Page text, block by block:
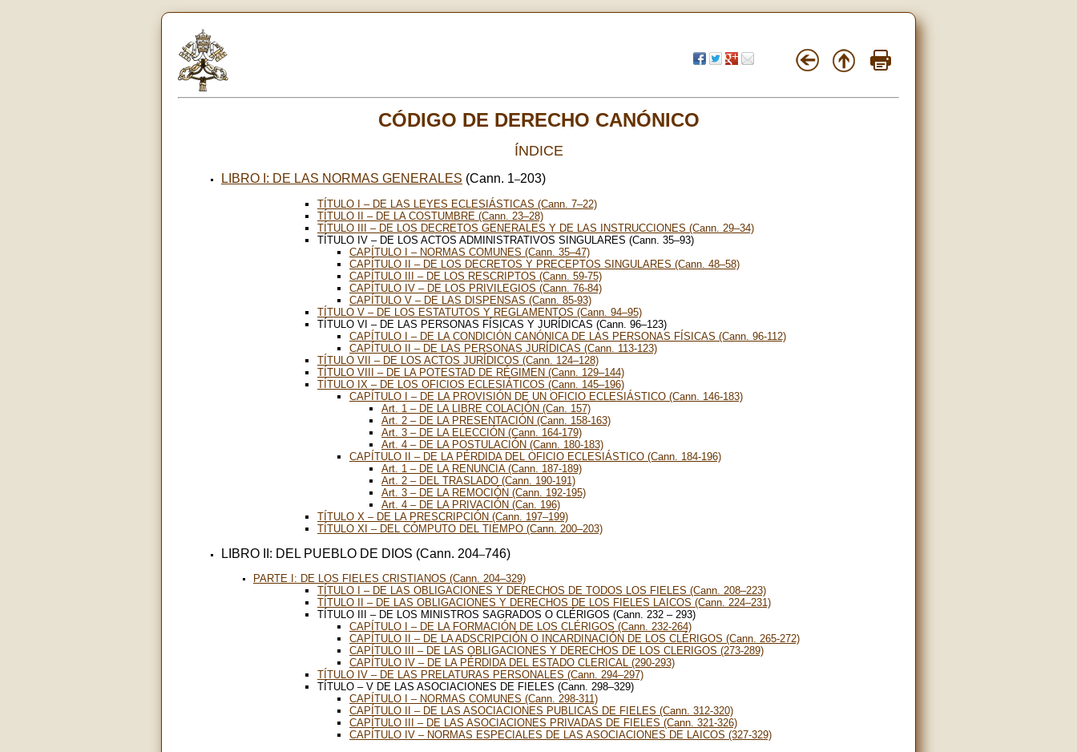
CÓDIGO DE DERECHO CANÓNICO
ÍNDICE
LIBRO I: DE LAS NORMAS GENERALES (Cann. 1–203)
TÍTULO I – DE LAS LEYES ECLESIÁSTICAS (Cann. 7–22)
TÍTULO II – DE LA COSTUMBRE (Cann. 23–28)
TÍTULO III – DE LOS DECRETOS GENERALES Y DE LAS INSTRUCCIONES (Cann. 29–34)
TÍTULO IV – DE LOS ACTOS ADMINISTRATIVOS SINGULARES (Cann. 35–93)
CAPÍTULO I – NORMAS COMUNES (Cann. 35–47)
CAPÍTULO II – DE LOS DECRETOS Y PRECEPTOS SINGULARES (Cann. 48–58)
CAPÍTULO III – DE LOS RESCRIPTOS (Cann. 59-75)
CAPÍTULO IV – DE LOS PRIVILEGIOS (Cann. 76-84)
CAPÍTULO V – DE LAS DISPENSAS (Cann. 85-93)
TÍTULO V – DE LOS ESTATUTOS Y REGLAMENTOS (Cann. 94–95)
TÍTULO VI – DE LAS PERSONAS FÍSICAS Y JURÍDICAS (Cann. 96–123)
CAPÍTULO I – DE LA CONDICIÓN CANÓNICA DE LAS PERSONAS FÍSICAS (Cann. 96-112)
CAPÍTULO II – DE LAS PERSONAS JURÍDICAS (Cann. 113-123)
TÍTULO VII – DE LOS ACTOS JURÍDICOS (Cann. 124–128)
TÍTULO VIII – DE LA POTESTAD DE RÉGIMEN (Cann. 129–144)
TÍTULO IX – DE LOS OFICIOS ECLESIÁTICOS (Cann. 145–196)
CAPÍTULO I – DE LA PROVISIÓN DE UN OFICIO ECLESIÁSTICO (Cann. 146-183)
Art. 1 – DE LA LIBRE COLACIÓN (Can. 157)
Art. 2 – DE LA PRESENTACIÓN (Cann. 158-163)
Art. 3 – DE LA ELECCIÓN (Cann. 164-179)
Art. 4 – DE LA POSTULACIÓN (Cann. 180-183)
CAPÍTULO II – DE LA PÉRDIDA DEL OFICIO ECLESIÁSTICO (Cann. 184-196)
Art. 1 – DE LA RENUNCIA (Cann. 187-189)
Art. 2 – DEL TRASLADO (Cann. 190-191)
Art. 3 – DE LA REMOCIÓN (Cann. 192-195)
Art. 4 – DE LA PRIVACIÓN (Can. 196)
TÍTULO X – DE LA PRESCRIPCIÓN (Cann. 197–199)
TÍTULO XI – DEL CÓMPUTO DEL TIEMPO (Cann. 200–203)
LIBRO II: DEL PUEBLO DE DIOS (Cann. 204–746)
PARTE I: DE LOS FIELES CRISTIANOS (Cann. 204–329)
TÍTULO I – DE LAS OBLIGACIONES Y DERECHOS DE TODOS LOS FIELES (Cann. 208–223)
TÍTULO II – DE LAS OBLIGACIONES Y DERECHOS DE LOS FIELES LAICOS (Cann. 224–231)
TÍTULO III – DE LOS MINISTROS SAGRADOS O CLÉRIGOS (Cann. 232 – 293)
CAPÍTULO I – DE LA FORMACIÓN DE LOS CLÉRIGOS (Cann. 232-264)
CAPÍTULO II – DE LA ADSCRIPCIÓN O INCARDINACIÓN DE LOS CLÉRIGOS (Cann. 265-272)
CAPÍTULO III – DE LAS OBLIGACIONES Y DERECHOS DE LOS CLERIGOS (273-289)
CAPÍTULO IV – DE LA PÉRDIDA DEL ESTADO CLERICAL (290-293)
TÍTULO IV – DE LAS PRELATURAS PERSONALES (Cann. 294–297)
TÍTULO – V DE LAS ASOCIACIONES DE FIELES (Cann. 298–329)
CAPÍTULO I – NORMAS COMUNES (Cann. 298-311)
CAPÍTULO II – DE LAS ASOCIACIONES PUBLICAS DE FIELES (Cann. 312-320)
CAPÍTULO III – DE LAS ASOCIACIONES PRIVADAS DE FIELES (Cann. 321-326)
CAPÍTULO IV – NORMAS ESPECIALES DE LAS ASOCIACIONES DE LAICOS (327-329)